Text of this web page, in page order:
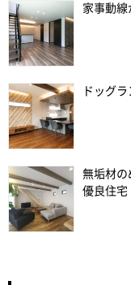
家事動線
ドッグ
無垢材の
優良住宅